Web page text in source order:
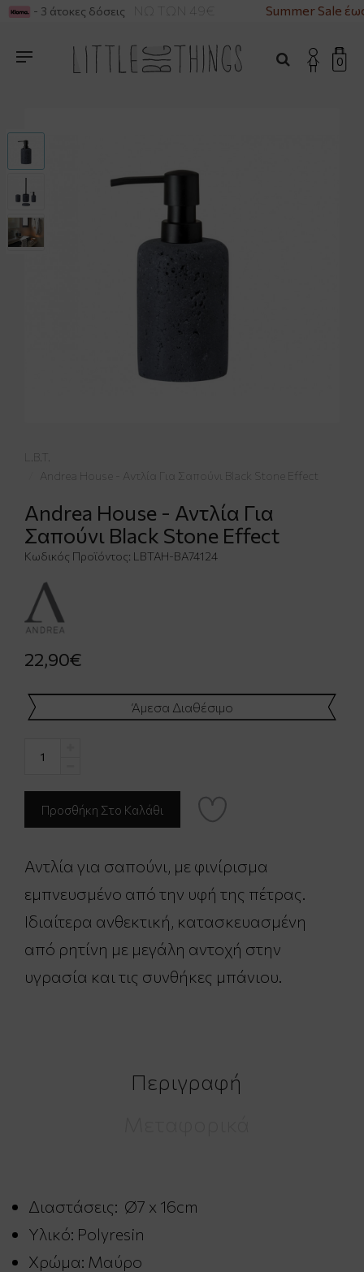
ΓΙΑ ΑΓΟΡΕΣ ΑΝΩ ΤΩΝ 49€ Summer Sale
- 3 άτοκες δόσεις
0
L.B.T.
Andrea House - Αντλία Για Σαπούνι Black Stone Effect
Andrea House - Αντλία Για
Σαπούνι Black Stone Effect
Κωδικός Προϊόντος: LBTAH-BA74124
22,90€
Άμεσα Διαθέσιμο
Αντλία για σαπούνι, με φινίρισμα
εμπνευσμένο από την υφή της πέτρας.
Ιδιαίτερα ανθεκτική, κατασκευασμένη
από ρητίνη με μεγάλη αντοχή στην
υγρασία και τις συνθήκες μπάνιου.
Περιγραφή
Διαστάσεις: Ø7 x 16cm
Υλικό: Polyresin
Χρώμα: Μαύρο